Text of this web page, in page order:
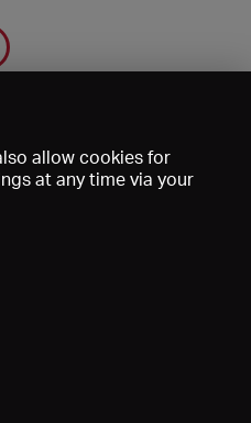
allow cookies for
at any time via your